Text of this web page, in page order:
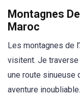
Montagnes
Maroc
Les montagnes de
visitent. Je
une route sinueuse
aventure